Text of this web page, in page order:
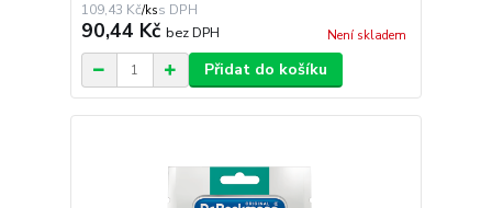
109,43 Kč/ks
90,44 Kč bez DPH Není skladem
Přidat do košíku